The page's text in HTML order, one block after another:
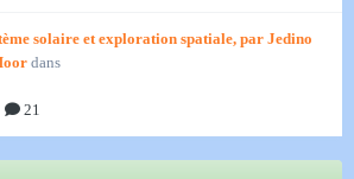
solaire et exploration spatiale, par Jedino
dans
21